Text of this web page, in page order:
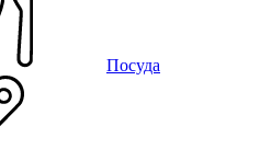
Посуда